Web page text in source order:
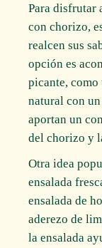
Para disfrutar
con chorizo,
realcen sus
opción es
picante, como
natural con
aportan un
del chorizo y
Otra idea
ensalada
ensalada de
aderezo de
la ensalada